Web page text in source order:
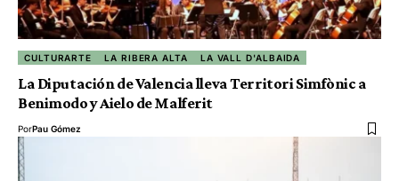
CULTURARTE LA RIBERA ALTA LA VALL D'ALBAIDA
La Diputación de Valencia lleva Territori Simfònic a
Benimodo y Aielo de Malferit
PorPau Gómez